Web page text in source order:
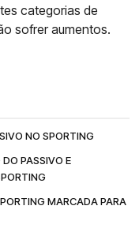
categorias de
sofrer aumentos.
NO SPORTING
PASSIVO E
MARCADA PARA